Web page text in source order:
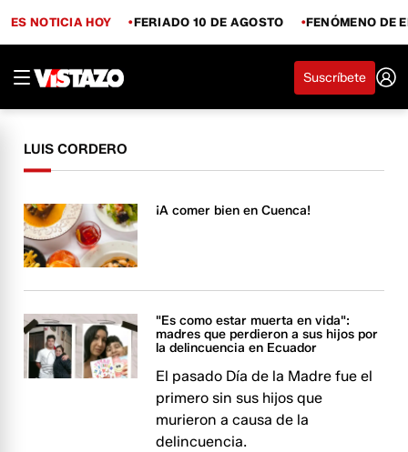
ES NOTICIA HOY FERIADO 10 DE AGOSTO FENÓMENO DE
Suscríbete
LUIS CORDERO
¡A comer bien en Cuenca!
"Es como estar muerta en vida":
madres que perdieron a sus hijos por
la delincuencia en Ecuador
El pasado Día de la Madre fue el
primero sin sus hijos que
murieron a causa de la
delincuencia.